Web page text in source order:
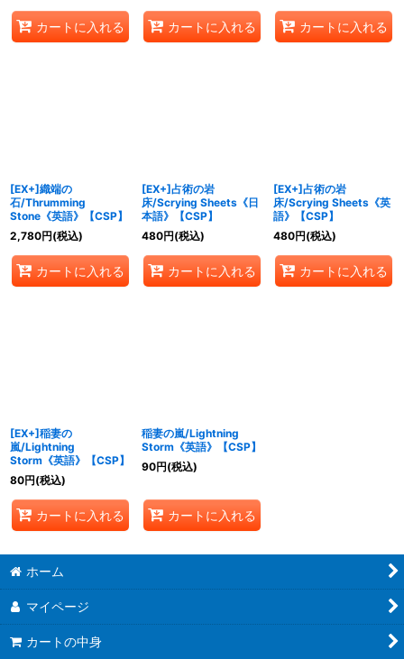
カートに入れる カートに入れる カートに入れる
[EX+]織端の
石/Thrumming
Stone《英語》【CSP】
2,780円(税込)
カートに入れる
[EX+]占術の岩
床/Scrying Sheets《日
本語》【CSP】
480円(税込)
カートに入れる
[EX+]占術の岩
床/Scrying Sheets《英
語》【CSP】
480円(税込)
カートに入れる
[EX+]稲妻の
嵐/Lightning
Storm《英語》【CSP】
80円(税込)
カートに入れる
稲妻の嵐/Lightning
Storm《英語》【CSP】
90円(税込)
カートに入れる
ホーム
マイページ
カートの中身